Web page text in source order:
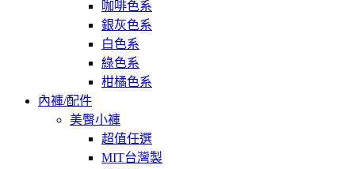
咖啡色系
銀灰色系
白色系
綠色系
柑橘色系
內褲/配件
美臀小褲
超值任選
MIT台灣製